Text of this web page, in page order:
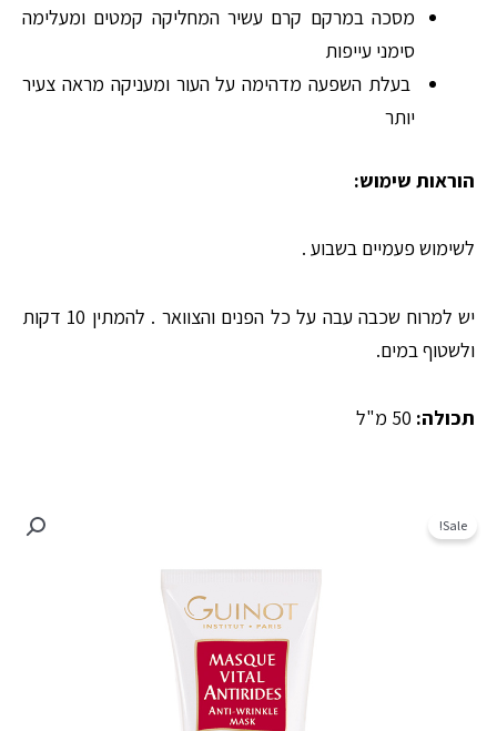
בקמטים
מסכה במרקם קרם עשיר המחליקה קמטים ומעלימה
סימני עייפות
בעלת השפעה מדהימה על העור ומעניקה מראה צעיר
יותר
הוראות שימוש:
לשימוש פעמיים בשבוע .
יש למרוח שכבה עבה על כל הפנים והצוואר . להמתין 10 דקות
ולשטוף במים.
תכולה:
Sale!